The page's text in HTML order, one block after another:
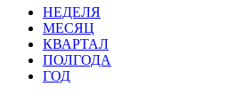
НЕДЕЛЯ
МЕСЯЦ
КВАРТАЛ
ПОЛГОДА
ГОД